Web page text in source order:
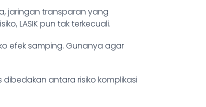
, jaringan transparan yang
LASIK pun tak terkecuali.
efek samping. Gunanya agar
dibedakan antara risiko komplikasi